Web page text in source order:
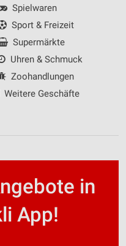
Spielwaren
Sport & Freizeit
Supermärkte
Uhren & Schmuck
Zoohandlungen
Weitere Geschäfte
in
App!